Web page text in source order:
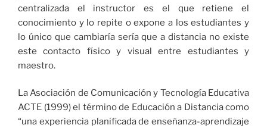
centralizada el instructor es el que retiene el
conocimiento y lo repite o expone a los estudiantes y
lo único que cambiaría sería que a distancia no existe
este contacto físico y visual entre estudiantes y
maestro.
La Asociación de Comunicación y Tecnología Educativa
ACTE (1999) el término de Educación a Distancia como
“una experiencia planificada de enseñanza-aprendizaje